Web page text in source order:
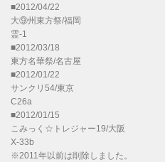
■2012/04/22
大⑨州東方祭/福岡
霊-1
■2012/03/18
東方名華祭/名古屋
■2012/01/22
サンクリ54/東京
C26a
■2012/01/15
こみっく☆トレジャー19/大阪
X-33b
※2011年以前は削除しました。